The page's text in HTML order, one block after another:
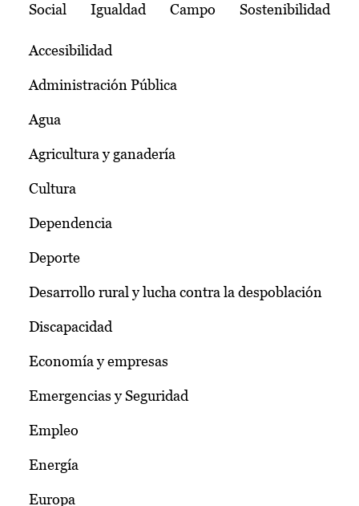
Social Igualdad Campo Sostenibilidad
Accesibilidad
Administración Pública
Agua
Agricultura y ganadería
Cultura
Dependencia
Deporte
Desarrollo rural y lucha contra la despoblación
Discapacidad
Economía y empresas
Emergencias y Seguridad
Empleo
Energía
Europa